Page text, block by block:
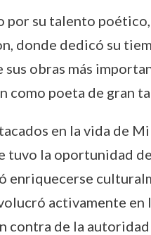
su talento
donde dedicó su
obras más
como poeta de gran
en la vida de
tuvo la oportunidad
enriquecerse
activamente
contra de la